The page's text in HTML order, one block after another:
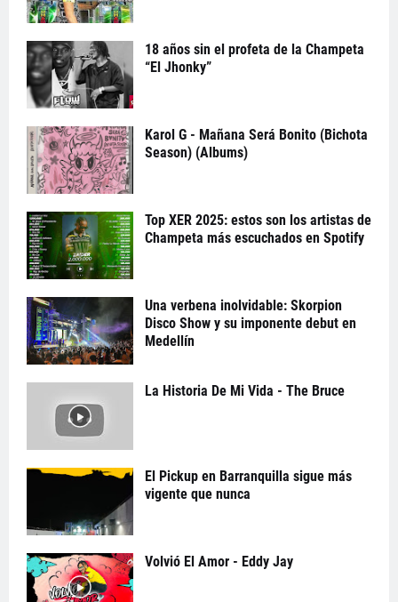
18 años sin el profeta de la Champeta
“El Jhonky”
Karol G - Mañana Será Bonito (Bichota
Season) (Albums)
Top XER 2025: estos son los artistas de
Champeta más escuchados en Spotify
Una verbena inolvidable: Skorpion
Disco Show y su imponente debut en
Medellín
La Historia De Mi Vida - The Bruce
El Pickup en Barranquilla sigue más
vigente que nunca
Volvió El Amor - Eddy Jay